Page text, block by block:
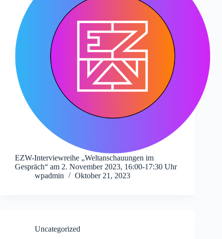
EZW-Interviewreihe „Weltanschauungen im
Gespräch“ am 2. November 2023, 16:00-17:30 Uhr
wpadmin
Oktober 21, 2023
Uncategorized